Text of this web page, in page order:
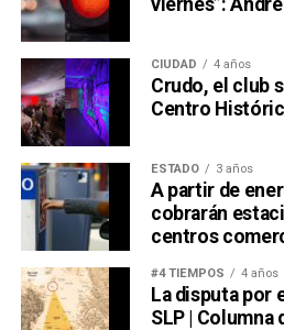
También lee:
El Realito
CIUDAD 4 años
Crudo, el club
Centro
ESTADO 3 años
A partir de
cobrarán
centros
#4 TIEMPOS 4 años
La disputa por
SLP | Columna